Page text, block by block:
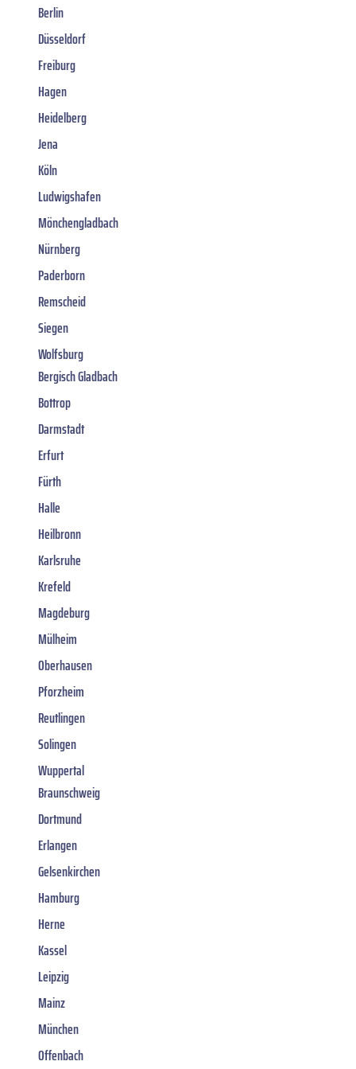
Berlin
Düsseldorf
Freiburg
Hagen
Heidelberg
Jena
Köln
Ludwigshafen
Mönchengladbach
Nürnberg
Paderborn
Remscheid
Siegen
Wolfsburg
Bergisch Gladbach
Bottrop
Darmstadt
Erfurt
Fürth
Halle
Heilbronn
Karlsruhe
Krefeld
Magdeburg
Mülheim
Oberhausen
Pforzheim
Reutlingen
Solingen
Wuppertal
Braunschweig
Dortmund
Erlangen
Gelsenkirchen
Hamburg
Herne
Kassel
Leipzig
Mainz
München
Offenbach